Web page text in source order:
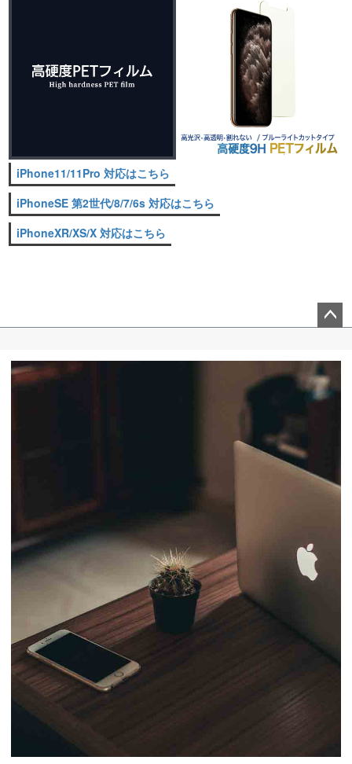
iPhone11/11Pro 対応はこちら
iPhoneSE 第2世代/8/7/6s 対応はこちら
iPhoneXR/XS/X 対応はこちら
ップ
へ